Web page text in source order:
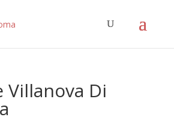
Villanova Di